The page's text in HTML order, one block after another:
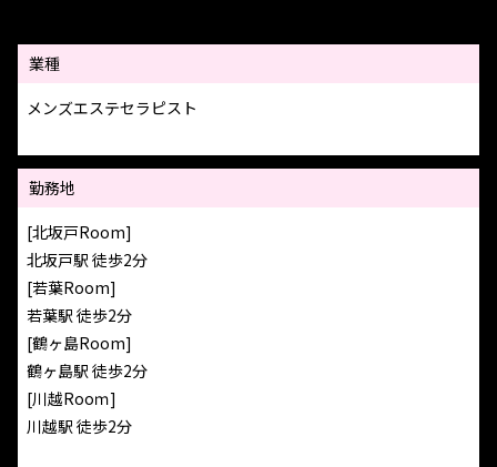
業種
メンズエステセラピスト
勤務地
[北坂戸Room]
北坂戸駅 徒歩2分
[若葉Room]
若葉駅 徒歩2分
[鶴ヶ島Room]
鶴ヶ島駅 徒歩2分
[川越Rooｍ]
川越駅 徒歩2分